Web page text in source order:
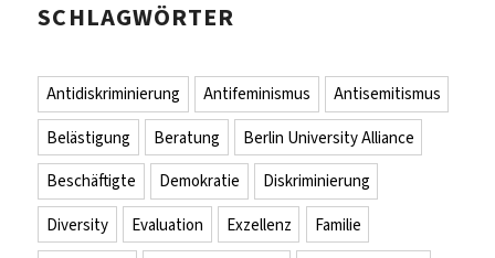
SCHLAGWÖRTER
Antidiskriminierung Antifeminismus
Antisemitismus
Belästigung
Beratung
Berlin University Alliance
Beschäftigte
Demokratie
Diskriminierung
Diversity
Evaluation Exzellenz
Familie